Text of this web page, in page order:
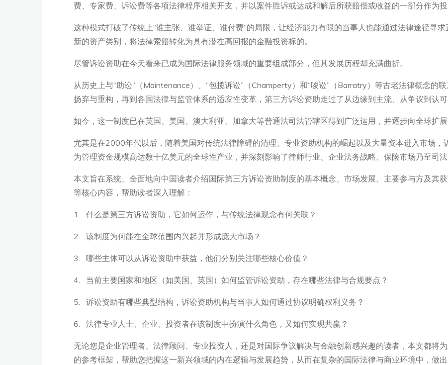
费、专家费、诉讼费等各项法律程序相关开支，并以案件胜诉或达成和解后所获赔偿或收益的一部分作为投
这种模式打破了传统上“谁主张、谁举证、谁付费”的局限，让经济能力有限的当事人也能通过法律途径寻
新的资产类别，将法律索赔转化为具有潜在高回报的金融投资标的。
尽管诉讼资助在今天看来已成为国际法律服务领域的重要组成部分，但其发展历程却充满曲折。
从历史上与“助讼”（Maintenance）、“包揽诉讼”（Champerty）和“唆讼”（Barratry）等古老法律概念的
扬弃与重构，再到各国法律与监管体系的适应性变革，第三方诉讼资助走过了从边缘到主流、从争议到认可
如今，这一制度已在英国、美国、澳大利亚、加拿大等普通法司法管辖区得到广泛运用，并逐步向全球扩展
尤其是在2000年代以后，随着美国对传统法律障碍的清理、专业资助机构的崛起以及大量资本进入市场，
为管理资金规模高达数十亿美元的全球性产业，并深刻影响了律师行业、企业法务战略、保险市场乃至司法
本文旨在系统、全面地向中国读者介绍国际第三方诉讼资助制度的基本概念、市场发展、主要参与方及其
等核心内容，帮助读者深入理解：
1. 什么是第三方诉讼资助，它如何运作，与传统法律观念有何关联？
2. 该制度为何能在全球范围内兴起并形成庞大市场？
3. 哪些主体可以从诉讼资助中获益，他们分别关注哪些核心价值？
4. 当前主要国家和地区（如美国、英国）如何监管诉讼资助，存在哪些法律与合规要点？
5. 诉讼资助有哪些典型结构，诉讼资助机构与当事人如何通过协议明确权利义务？
6. 法律专业人士、企业、投资者在该制度中扮演什么角色，又如何实现共赢？
无论您是企业管理者、法律顾问、专业投资人，还是对国际争议解决与金融创新感兴趣的读者，本文都将
的参考框架，帮助您把握这一新兴领域的内在逻辑与发展趋势，从而在复杂的国际法律与商业环境中，做